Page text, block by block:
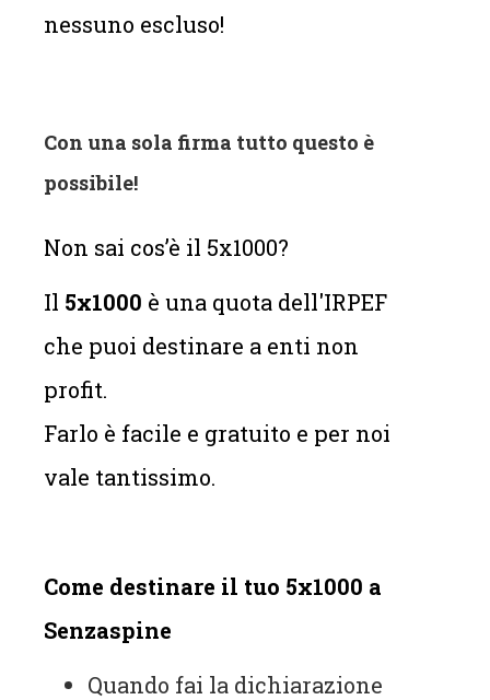
nessuno escluso!
Con una sola firma tutto questo è
possibile!
Non sai cos’è il 5x1000?
Il 5x1000 è una quota dell'IRPEF
che puoi destinare a enti non
profit.
Farlo è facile e gratuito e per noi
vale tantissimo.
Come destinare il tuo 5x1000 a
Senzaspine
Quando fai la dichiarazione